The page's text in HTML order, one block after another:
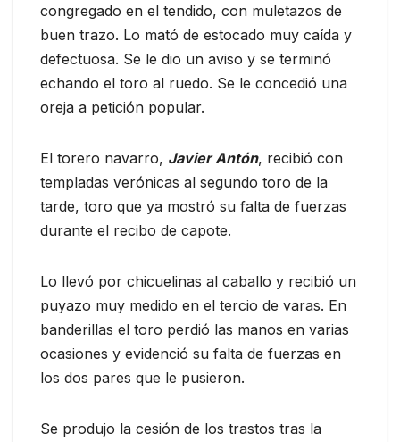
congregado en el tendido, con muletazos de
buen trazo. Lo mató de estocado muy caída y
defectuosa. Se le dio un aviso y se terminó
echando el toro al ruedo. Se le concedió una
oreja a petición popular.
El torero navarro, Javier Antón, recibió con
templadas verónicas al segundo toro de la
tarde, toro que ya mostró su falta de fuerzas
durante el recibo de capote.
Lo llevó por chicuelinas al caballo y recibió un
puyazo muy medido en el tercio de varas. En
banderillas el toro perdió las manos en varias
ocasiones y evidenció su falta de fuerzas en
los dos pares que le pusieron.
Se produjo la cesión de los trastos tras la